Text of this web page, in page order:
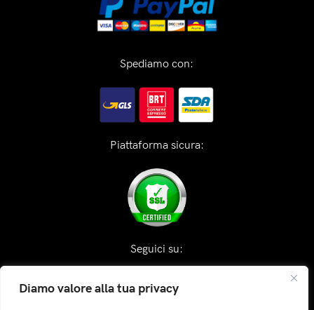
Diamo valore alla tua privacy
Spediamo con:
Piattaforma sicura:
Seguici su: